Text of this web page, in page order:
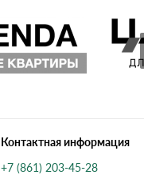
Контактная информация
+7 (861) 203-45-28